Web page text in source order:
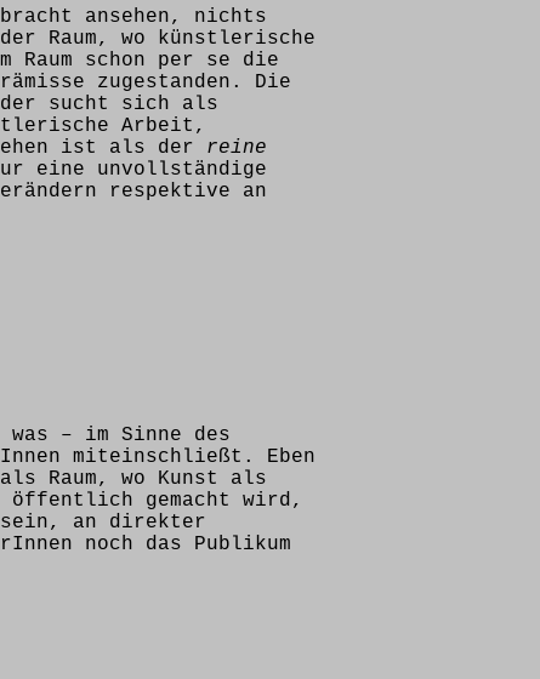
ansehen, nichts
Raum, wo künstlerische
schon per se die
zugestanden. Die
sucht sich als
Arbeit,
ist als der reine
eine unvollständige
respektive an
– im Sinne des
miteinschließt. Eben
Raum, wo Kunst als
öffentlich gemacht wird,
sein, an direkter
noch das Publikum